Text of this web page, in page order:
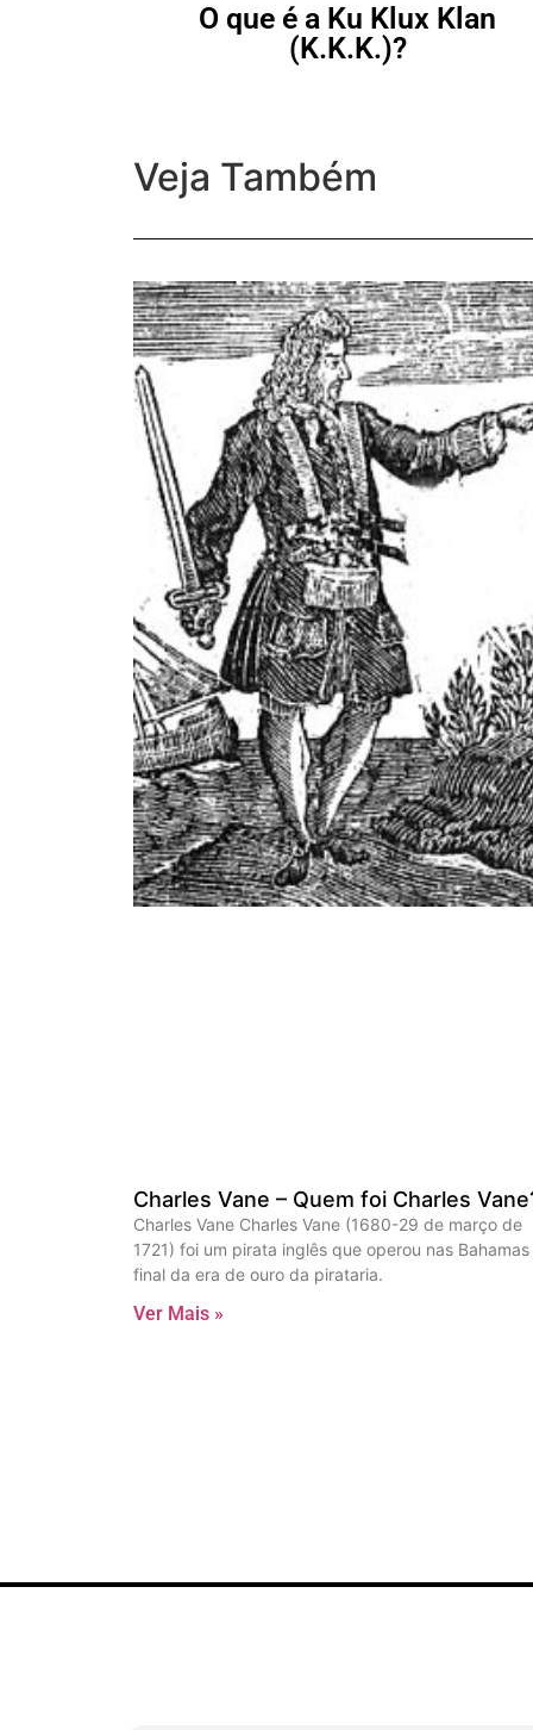
O que é a Ku Klux Klan
(K.K.K.)?
Veja Também
Charles Vane – Quem foi Charles
Charles Vane Charles Vane (1680-29 de março de
1721) foi um pirata inglês que operou nas Bahamas
final da era de ouro da pirataria.
Ver Mais »